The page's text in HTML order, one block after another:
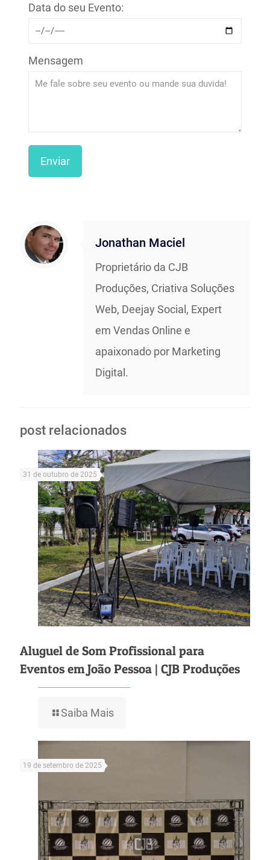
Data do seu Evento:
Mensagem
Jonathan Maciel
Proprietário da CJB
Produções, Criativa Soluções
Web, Deejay Social, Expert
em Vendas Online e
apaixonado por Marketing
Digital.
post relacionados
31 de outubro de 2025
Aluguel de Som Profissional para
Eventos em João Pessoa | CJB Produções
Saiba Mais
19 de setembro de 2025